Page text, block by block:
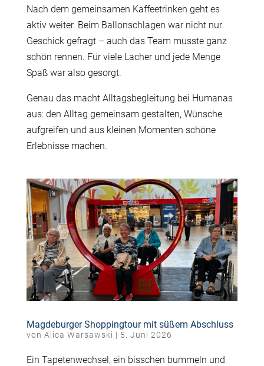
Nach dem gemeinsamen Kaffeetrinken geht es
aktiv weiter. Beim Ballonschlagen war nicht nur
Geschick gefragt – auch das Team musste ganz
schön rennen. Für viele Lacher und jede Menge
Spaß war also gesorgt.
Genau das macht Alltagsbegleitung bei Humanas
aus: den Alltag gemeinsam gestalten, Wünsche
aufgreifen und aus kleinen Momenten schöne
Erlebnisse machen.
Magdeburger Shoppingtour mit süßem Abschluss
von Alica Warsawski | 5. Juni 2026
Ein Tapetenwechsel, ein bisschen bummeln und